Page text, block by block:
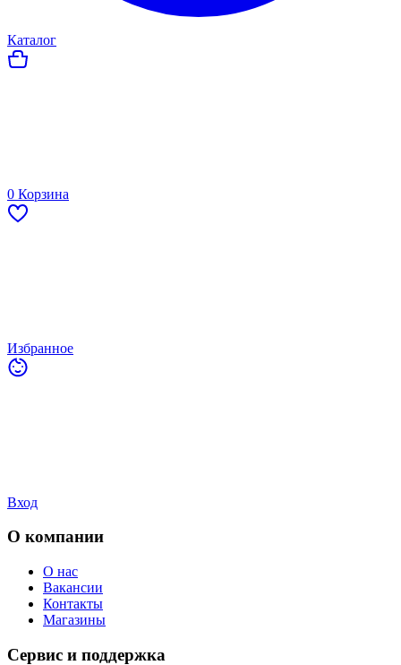
Каталог
0 Корзина
Избранное
Вход
О компании
О нас
Вакансии
Контакты
Магазины
Сервис и поддержка